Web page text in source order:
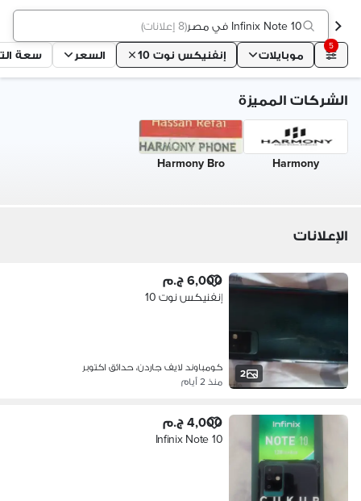
Infinix Note 10 في مصر (8 إعلانات )
5
موبايلات إنفنيكس نوت 10 السعر سعة
الشركات المميزة
Harmony
Harmony Bro
الإعلانات
2
6,000 ج.م
إنفنيكس نوت 10
كومباوند لايف جاردن، حدائق اكتوبر
منذ 2 أيام
4,000 ج.م
Infinix Note 10